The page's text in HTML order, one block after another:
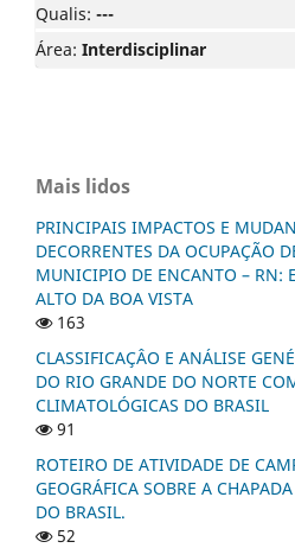
Qualis: ---
Área: Interdisciplinar
Mais lidos
PRINCIPAIS IMPACTOS E
DECORRENTES DA OCUPAÇÃO
MUNICIPIO DE ENCANTO – RN:
ALTO DA BOA VISTA
163
CLASSIFICAÇÂO E ANÁLISE
DO RIO GRANDE DO NORTE
CLIMATOLÓGICAS DO BRASIL
91
ROTEIRO DE ATIVIDADE DE
GEOGRÁFICA SOBRE A
DO BRASIL.
52